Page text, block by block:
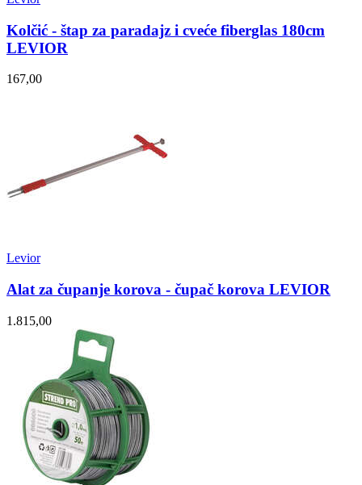
Kolčić - štap za paradajz i cveće fiberglas 180cm
LEVIOR
167,00
Levior
Alat za čupanje korova - čupač korova LEVIOR
1.815,00